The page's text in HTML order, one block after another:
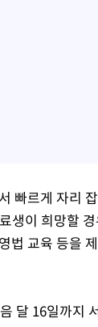
빠르게 자리
생이 희망할
법 교육 등을
달 16일까지